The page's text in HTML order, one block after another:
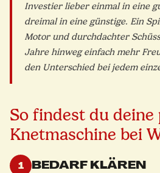
Investier lieber einmal in eine
dreimal in eine günstige. Ein
Motor und durchdachter
Jahre hinweg einfach mehr
den Unterschied bei jedem
So findest du deine
Knetmaschine bei
1 BEDARF KLÄREN